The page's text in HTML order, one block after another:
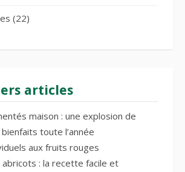
(22)
articles
maison : une explosion de
toute l’année
aux fruits rouges
: la recette facile et